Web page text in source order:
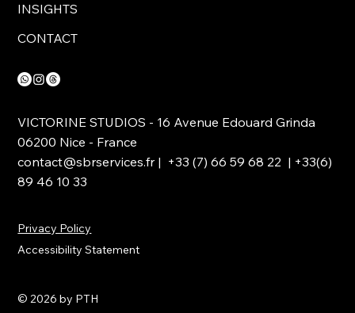
INSIGHTS
CONTACT
VICTORINE STUDIOS - 16 Avenue Edouard Grinda
06200 Nice - France
contact@sbrservices.fr| +33 (7) 66 59 68 22 | +33(6)
89 46 10 33
Privacy Policy
Accessibility Statement
© 2026 by PTH